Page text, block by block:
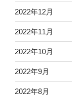
2022年12月
2022年11月
2022年10月
2022年9月
2022年8月